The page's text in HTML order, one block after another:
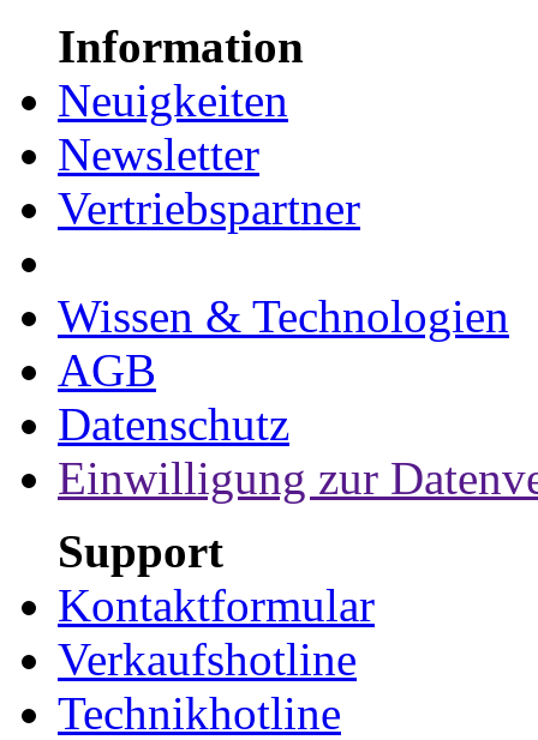
Information
Neuigkeiten
Newsletter
Vertriebspartner
Wissen & Technologien
AGB
Datenschutz
Einwilligung zur
Support
Kontaktformular
Verkaufshotline
Technikhotline